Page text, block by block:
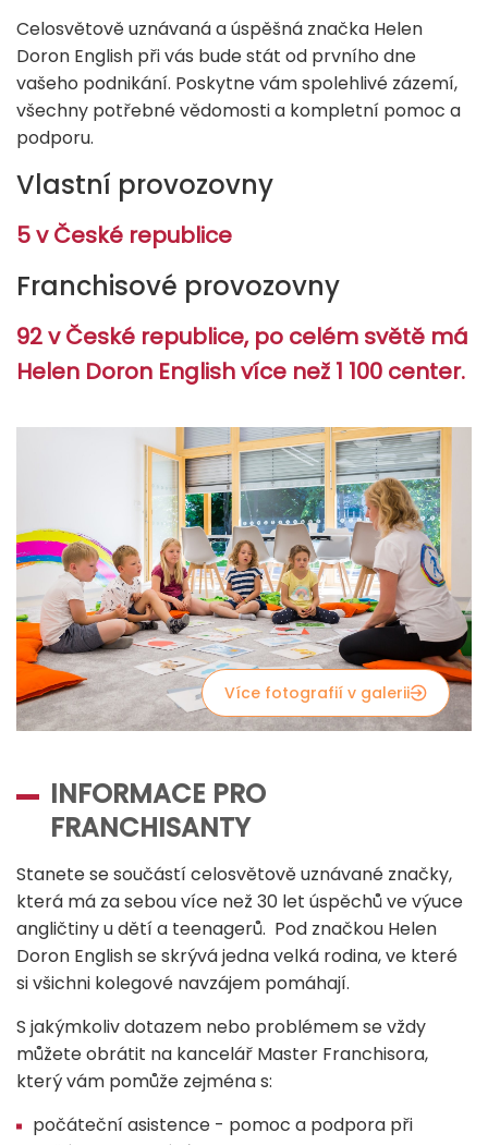
Celosvětově uznávaná a úspěšná značka Helen
Doron English při vás bude stát od prvního dne
vašeho podnikání. Poskytne vám spolehlivé zázemí,
všechny potřebné vědomosti a kompletní pomoc a
podporu.
Vlastní provozovny
5 v České republice
Franchisové provozovny
92 v České republice, po celém světě má
Helen Doron English více než 1 100 center.
Více fotografií v galerii
INFORMACE PRO
FRANCHISANTY
Stanete se součástí celosvětově uznávané značky,
která má za sebou více než 30 let úspěchů ve výuce
angličtiny u dětí a teenagerů. Pod značkou Helen
Doron English se skrývá jedna velká rodina, ve které
si všichni kolegové navzájem pomáhají.
S jakýmkoliv dotazem nebo problémem se vždy
můžete obrátit na kancelář Master Franchisora,
který vám pomůže zejména s:
počáteční asistence - pomoc a podpora při